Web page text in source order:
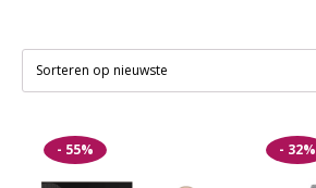
nieuwste
- 55% - 32%